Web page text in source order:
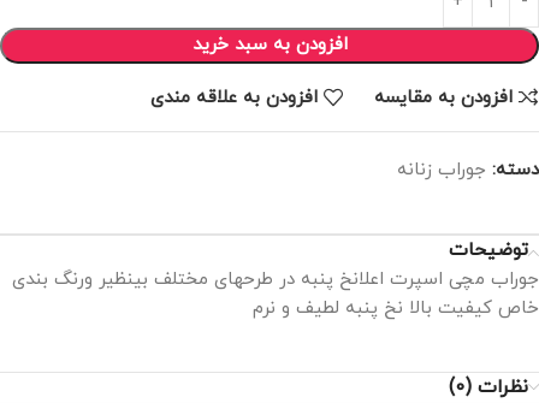
افزودن به سبد خرید
افزودن به مقایسه افزودن به علاقه مندی
دسته: جوراب زنانه
توضیحات
جوراب مچی اسپرت اعلانخ پنبه در طرحهای مختلف بینظیر ورنگ بندی
خاص کیفیت بالا نخ پنبه لطیف و نرم
نظرات (0)